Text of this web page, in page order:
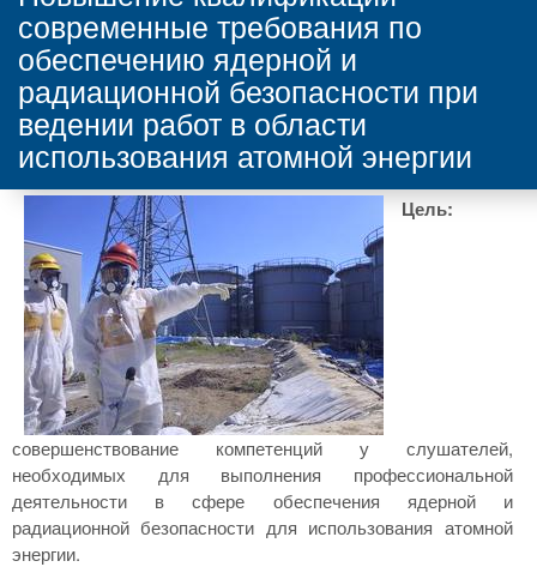
современные требования по
обеспечению ядерной и
радиационной безопасности при
ведении работ в области
использования атомной энергии
Цель:
совершенствование компетенций у слушателей,
необходимых для выполнения профессиональной
деятельности в сфере обеспечения ядерной и
радиационной безопасности для использования атомной
энергии.